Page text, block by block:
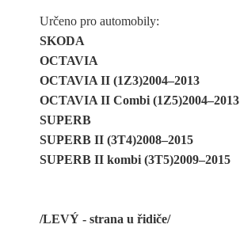
Určeno pro automobily:
SKODA
OCTAVIA
OCTAVIA II (1Z3)2004–2013
OCTAVIA II Combi (1Z5)2004–2013
SUPERB
SUPERB II (3T4)2008–2015
SUPERB II kombi (3T5)2009–2015
/LEVÝ - strana u řidiče/